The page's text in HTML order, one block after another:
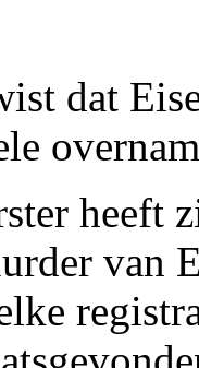
dat
heeft
van